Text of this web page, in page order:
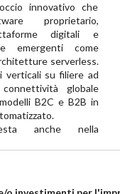
innovativo che
proprietario,
digitali e
emergenti come
serverless.
verticali su filiere ad
globale
B2C e B2B in
anche nella
per operatori
web moderne
di strumenti AI
di agenti e la
processi intelligenti.
diretto della
e la
del mercato ICT